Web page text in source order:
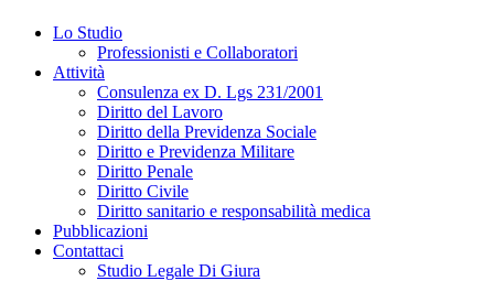
Lo Studio
Professionisti e Collaboratori
Attività
Consulenza ex D. Lgs 231/2001
Diritto del Lavoro
Diritto della Previdenza Sociale
Diritto e Previdenza Militare
Diritto Penale
Diritto Civile
Diritto sanitario e responsabilità medica
Pubblicazioni
Contattaci
Studio Legale Di Giura